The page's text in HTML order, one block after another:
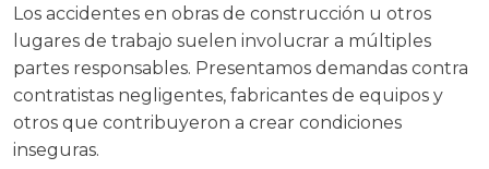
Los accidentes en obras de construcción u otros
lugares de trabajo suelen involucrar a múltiples
partes responsables. Presentamos demandas contra
contratistas negligentes, fabricantes de equipos y
otros que contribuyeron a crear condiciones
inseguras.